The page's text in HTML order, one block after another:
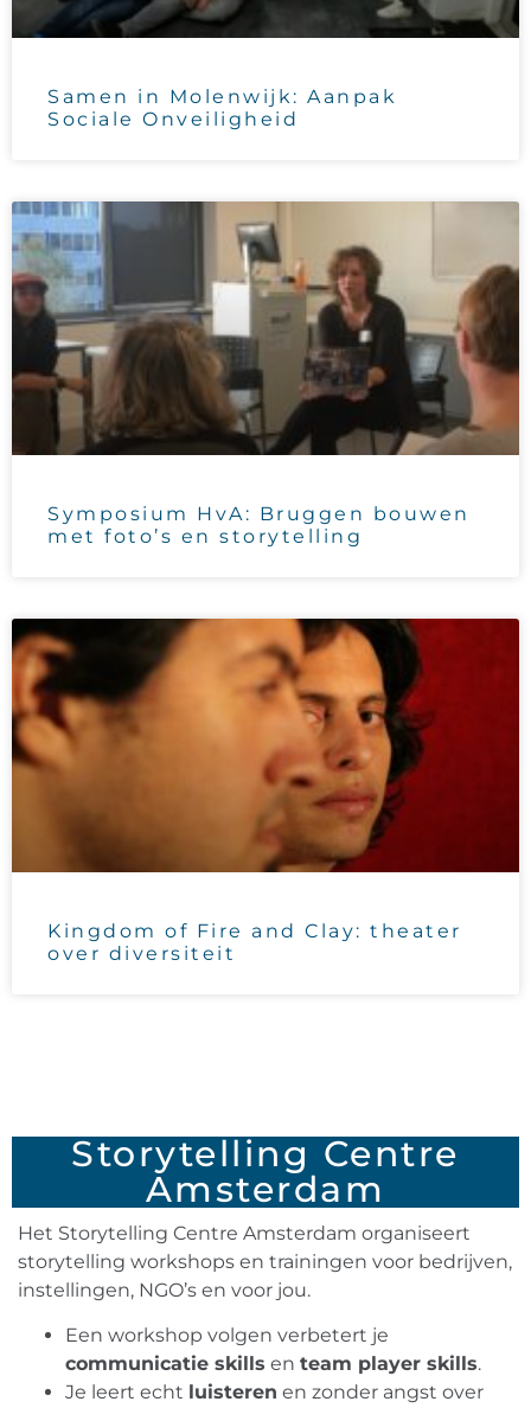
Samen in Molenwijk: Aanpak
Sociale Onveiligheid
Symposium HvA: Bruggen bouwen
met foto’s en storytelling
Kingdom of Fire and Clay: theater
over diversiteit
Storytelling Centre
Amsterdam
Het Storytelling Centre Amsterdam organiseert
storytelling workshops en trainingen voor bedrijven,
instellingen, NGO’s en voor jou.
Een workshop volgen verbetert je
communicatie skills en team player skills.
Je leert echt luisteren en zonder angst over